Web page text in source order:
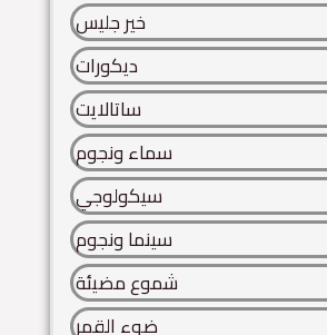
خير جليس
ديكورات
ساتالايت
سماء ونجوم
سيكولوجي
سينما ونجوم
شموع مضيئة
ضوء القمر